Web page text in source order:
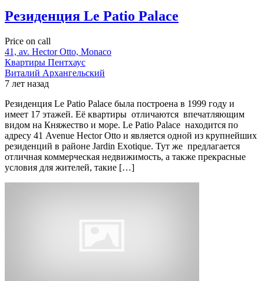
Резиденция Le Patio Palace
Price on call
41, av. Hector Otto, Monaco
Квартиры Пентхаус
Виталий Архангельский
7 лет назад
Резиденция Le Patio Palace была построена в 1999 году и
имеет 17 этажей. Её квартиры отличаются впечатляющим
видом на Княжество и море. Le Patio Palace находится по
адресу 41 Avenue Hector Otto и является одной из крупнейших
резиденций в районе Jardin Exotique. Тут же предлагается
отличная коммерческая недвижимость, а также прекрасные
условия для жителей, такие […]